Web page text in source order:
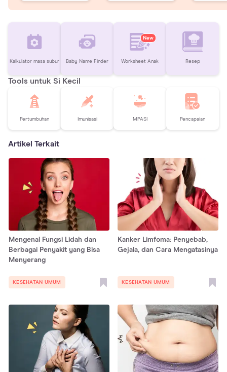
Kalkulator masa subur Baby Name Finder
New
Worksheet Anak Resep
Tools untuk Si Kecil
Pertumbuhan Imunisasi MPASI Pencapaian
Artikel Terkait
Mengenal Fungsi Lidah dan
Berbagai Penyakit yang Bisa
Menyerang
KESEHATAN UMUM
Kanker Limfoma: Penyebab,
Gejala, dan Cara Mengatasinya
KESEHATAN UMUM